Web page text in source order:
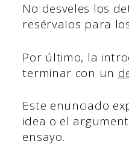
No desveles los
resérvalos para
Por último, la
terminar con un
Este enunciado
idea o el
ensayo.